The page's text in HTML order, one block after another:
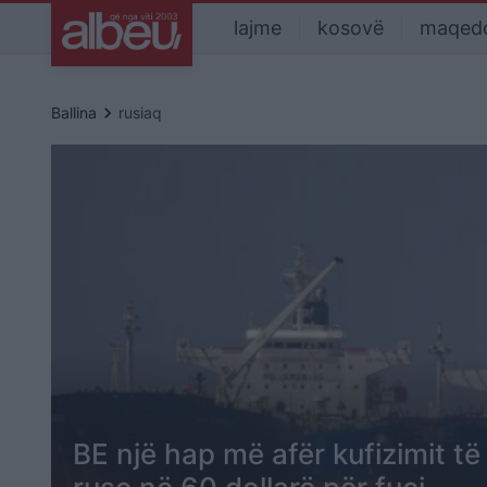
lajme kosovë
Ballina keyboard_arrow_right rusiaq
BE një hap më afër kufizimit